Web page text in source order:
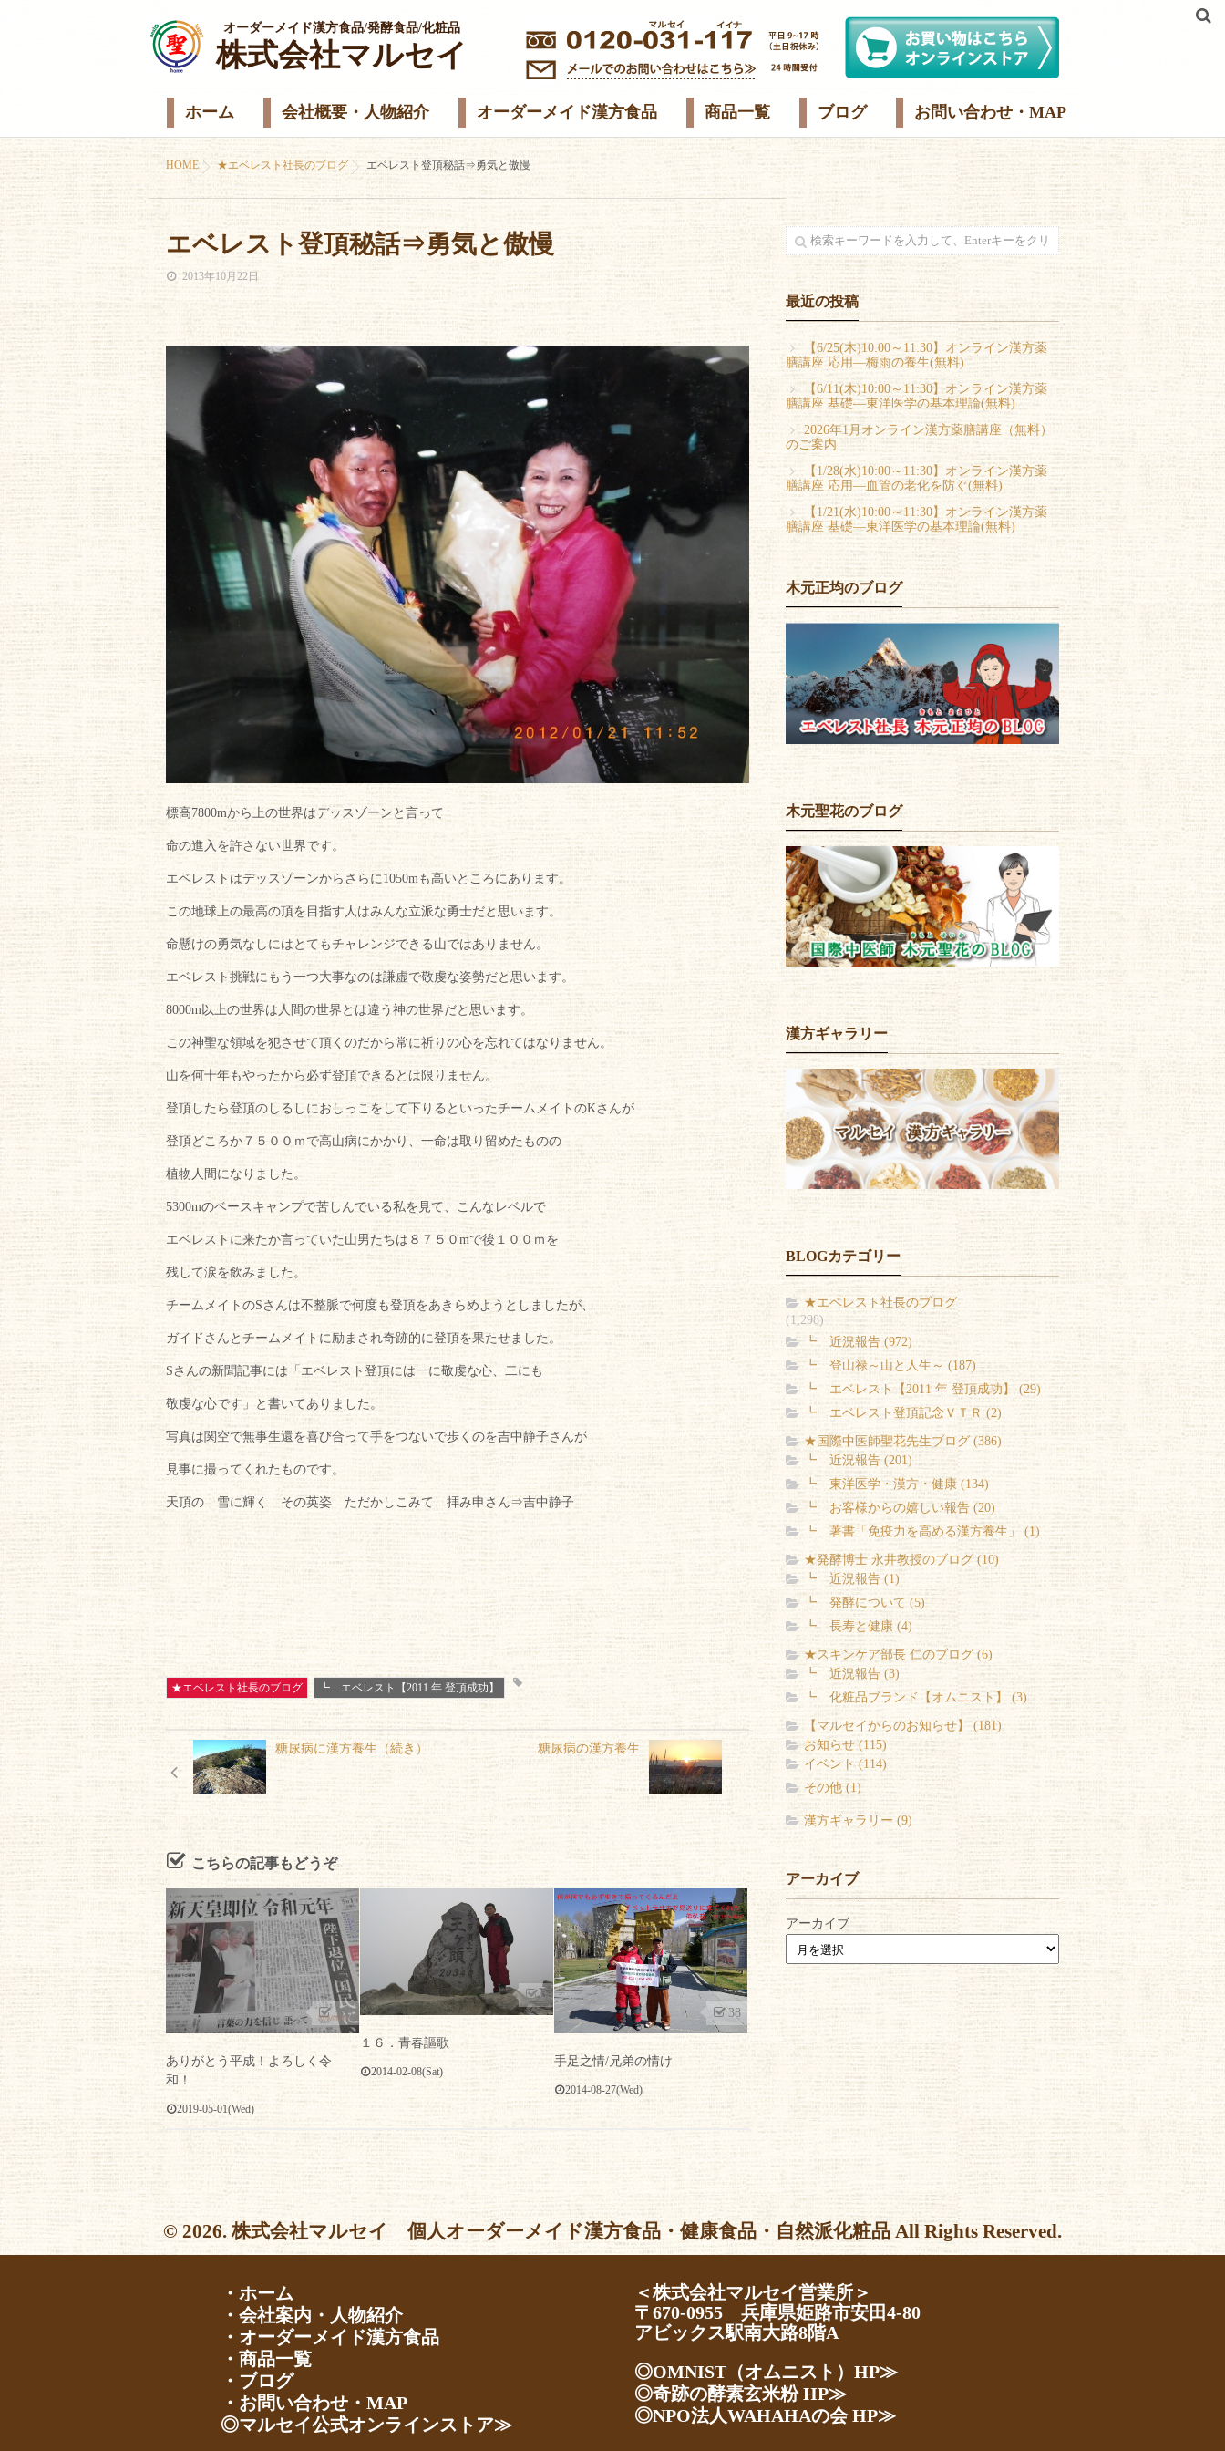
オーダーメイド漢方食品/発酵食品/化粧品
株式会社マルセイ
ホーム 会社概要・人物紹介 オーダーメイド漢方食品 商品一覧 ブログ お問い合わせ・MAP
HOME ★エベレスト社長のブログ エベレスト登頂秘話⇒勇気と傲慢
エベレスト登頂秘話⇒勇気と傲慢
2013年10月22日
標高7800mから上の世界はデッスゾーンと言って
命の進入を許さない世界です。
エベレストはデッスゾーンからさらに1050mも高いところにあります。
この地球上の最高の頂を目指す人はみんな立派な勇士だと思います。
命懸けの勇気なしにはとてもチャレンジできる山ではありません。
エベレスト挑戦にもう一つ大事なのは謙虚で敬虔な姿勢だと思います。
8000m以上の世界は人間の世界とは違う神の世界だと思います。
この神聖な領域を犯させて頂くのだから常に祈りの心を忘れてはなりません。
山を何十年もやったから必ず登頂できるとは限りません。
登頂したら登頂のしるしにおしっこをして下りるといったチームメイトのKさんが
登頂どころか７５００ｍで高山病にかかり、一命は取り留めたものの
植物人間になりました。
5300mのベースキャンプで苦しんでいる私を見て、こんなレベルで
エベレストに来たか言っていた山男たちは８７５０mで後１００ｍを
残して涙を飲みました。
チームメイトのSさんは不整脈で何度も登頂をあきらめようとしましたが、
ガイドさんとチームメイトに励まされ奇跡的に登頂を果たせました。
Sさんの新聞記事には「エベレスト登頂には一に敬虔な心、二にも
敬虔な心です」と書いてありました。
写真は関空で無事生還を喜び合って手をつないで歩くのを吉中静子さんが
見事に撮ってくれたものです。
天頂の 雪に輝く その英姿 ただかしこみて 拝み申さん⇒吉中静子
★エベレスト社長のブログ ┗ エベレスト【2011 年 登頂成功】
糖尿病に漢方養生（続き） 糖尿病の漢方養生
こちらの記事もどうぞ
398
ありがとう平成！よろしく令
和！
2019-05-01(Wed)
0
１６．青春謳歌
2014-02-08(Sat)
38
手足之情/兄弟の情け
2014-08-27(Wed)
最近の投稿
【6/25(木)10:00～11:30】オンライン漢方薬
膳講座 応用―梅雨の養生(無料)
【6/11(木)10:00～11:30】オンライン漢方薬
膳講座 基礎―東洋医学の基本理論(無料)
2026年1月オンライン漢方薬膳講座（無料）
のご案内
【1/28(水)10:00～11:30】オンライン漢方薬
膳講座 応用―血管の老化を防ぐ(無料)
【1/21(水)10:00～11:30】オンライン漢方薬
膳講座 基礎―東洋医学の基本理論(無料)
木元正均のブログ
木元聖花のブログ
漢方ギャラリー
BLOGカテゴリー
★エベレスト社長のブログ
(1,298)
┗ 近況報告 (972)
┗ 登山禄～山と人生～ (187)
┗ エベレスト【2011 年 登頂成功】 (29)
┗ エベレスト登頂記念ＶＴＲ (2)
★国際中医師聖花先生ブログ (386)
┗ 近況報告 (201)
┗ 東洋医学・漢方・健康 (134)
┗ お客様からの嬉しい報告 (20)
┗ 著書「免疫力を高める漢方養生」 (1)
★発酵博士 永井教授のブログ (10)
┗ 近況報告 (1)
┗ 発酵について (5)
┗ 長寿と健康 (4)
★スキンケア部長 仁のブログ (6)
┗ 近況報告 (3)
┗ 化粧品ブランド【オムニスト】 (3)
【マルセイからのお知らせ】 (181)
お知らせ (115)
イベント (114)
その他 (1)
漢方ギャラリー (9)
アーカイブ
アーカイブ
© 2026. 株式会社マルセイ 個人オーダーメイド漢方食品・健康食品・自然派化粧品 All Rights Reserved.
・ホーム
・会社案内・人物紹介
・オーダーメイド漢方食品
・商品一覧
・ブログ
・お問い合わせ・MAP
◎マルセイ公式オンラインストア≫
＜株式会社マルセイ営業所＞
〒670-0955 兵庫県姫路市安田4-80
アビックス駅南大路8階A
◎OMNIST（オムニスト）HP≫
◎奇跡の酵素玄米粉 HP≫
◎NPO法人WAHAHAの会 HP≫